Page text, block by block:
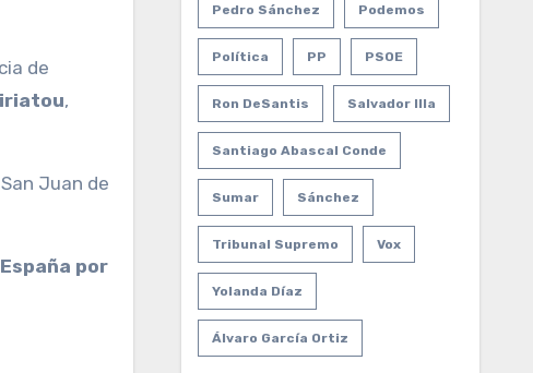
,
Juan de
por
Pedro Sánchez Podemos
Política PP PSOE
Ron DeSantis Salvador Illa
Santiago Abascal Conde
Sumar Sánchez
Tribunal Supremo Vox
Yolanda Díaz
Álvaro García Ortiz